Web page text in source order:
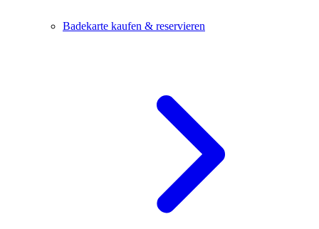
Badekarte kaufen & reservieren